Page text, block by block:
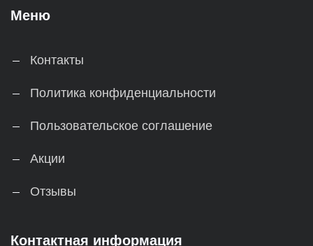
Меню
Контакты
Политика конфиденциальности
Пользовательское соглашение
Акции
Отзывы
Контактная информация